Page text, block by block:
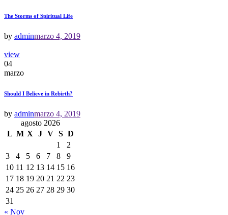
The Storms of Spiritual Life
by adminmarzo 4, 2019
view
04
marzo
Should I Believe in Rebirth?
by adminmarzo 4, 2019
agosto 2026
L M X J V S D
1
2
3
4 5 6 7 8
9
10 11 12 13 14 15 16
17 18 19 20 21 22 23
24 25 26 27 28 29 30
31
« Nov